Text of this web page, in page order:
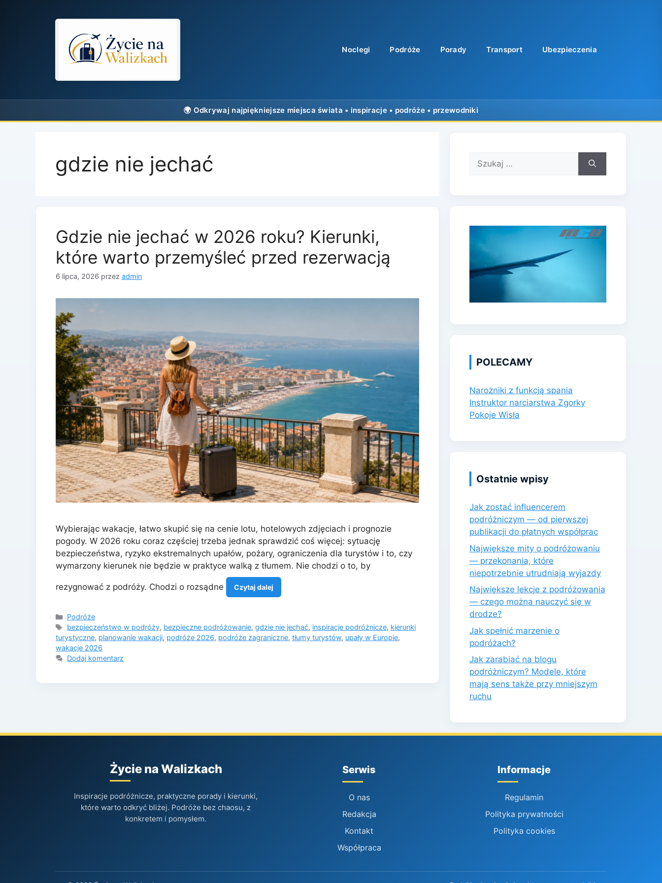
Noclegi Podróże Porady Transport Ubezpieczenia
gdzie nie jechać
Gdzie nie jechać w 2026 roku? Kierunki,
które warto przemyśleć przed rezerwacją
6 lipca, 2026 przez admin
Wybierając wakacje, łatwo skupić się na cenie lotu, hotelowych zdjęciach i prognozie
pogody. W 2026 roku coraz częściej trzeba jednak sprawdzić coś więcej: sytuację
bezpieczeństwa, ryzyko ekstremalnych upałów, pożary, ograniczenia dla turystów i to, czy
wymarzony kierunek nie będzie w praktyce walką z tłumem. Nie chodzi o to, by
rezygnować z podróży. Chodzi o rozsądne Czytaj dalej
Kategorie
Podróże
Tagi
bezpieczeństwo w podróży, bezpieczne podróżowanie,gdzie nie jechać, inspiracje podróżnicze, kierunki
turystyczne, planowanie wakacji, podróże 2026, podróże zagraniczne, tłumy turystów, upały w Europie,
wakacje 2026
Dodaj komentarz
Szukaj:
POLECAMY
Narożniki z funkcją spania
Instruktor narciarstwa Zgorky
Pokoje Wisła
Ostatnie wpisy
Jak zostać influencerem
podróżniczym — od pierwszej
publikacji do płatnych współprac
Największe mity o podróżowaniu
— przekonania, które
niepotrzebnie utrudniają wyjazdy
Największe lekcje z podróżowania
— czego można nauczyć się w
drodze?
Jak spełnić marzenie o
podróżach?
Jak zarabiać na blogu
podróżniczym? Modele, które
mają sens także przy mniejszym
ruchu
Życie na Walizkach
Inspiracje podróżnicze, praktyczne porady i kierunki,
które warto odkryć bliżej. Podróże bez chaosu, z
konkretem i pomysłem.
Serwis
O nas
Redakcja
Kontakt
Współpraca
Informacje
Regulamin
Polityka prywatności
Polityka cookies